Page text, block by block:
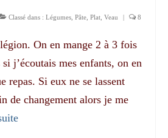
Classé dans : Légumes Pâte Plat Veau | 8
On en mange 2 à 3 fois
j’écoutais mes enfants, on en
repas. Si eux ne se lassent
de changement alors je me